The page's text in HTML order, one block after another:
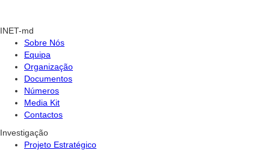
INET-md
Sobre Nós
Equipa
Organização
Documentos
Números
Media Kit
Contactos
Investigação
Projeto Estratégico